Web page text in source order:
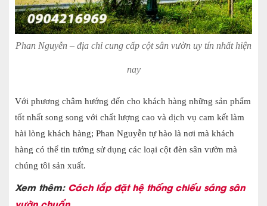
Phan Nguyễn – địa chỉ cung cấp cột sân vườn uy tín nhất hiện
nay
Với phương châm hướng đến cho khách hàng những sản phẩm
tốt nhất song song với chất lượng cao và dịch vụ cam kết làm
hài lòng khách hàng; Phan Nguyễn tự hào là nơi mà khách
hàng có thể tin tưởng sử dụng các loại cột đèn sân vườn mà
chúng tôi sản xuất.
Xem thêm: Cách lắp đặt hệ thống chiếu sáng sân